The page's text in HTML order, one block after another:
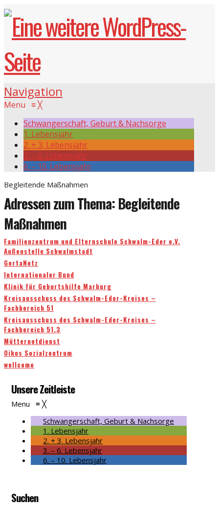
Navigation
Menu ≡╳
Schwangerschaft, Geburt & Nachsorge
1. Lebensjahr
2. + 3. Lebensjahr
3. – 6. Lebensjahr
6. – 10. Lebensjahr
Begleitende Maßnahmen
Adressen zum Thema: Begleitende
Maßnahmen
Familienzentrum und Elternschule Schwalm-Eder e.V.
Außenstelle Schwalmstadt
GertaNetz
Internationaler Bund
Klinik für Geburtshilfe Marburg
Kreisausschuss des Schwalm-Eder-Kreises –
Fachbereich 51
Kreisausschuss des Schwalm-Eder-Kreises –
Fachbereich 51.3
Mütternotdienst
Oikos Sozialzentrum
wellcome
Unsere Zeitleiste
Menu ≡ ╳
Schwangerschaft, Geburt & Nachsorge
1. Lebensjahr
2. + 3. Lebensjahr
3. – 6. Lebensjahr
6. – 10. Lebensjahr
Suchen